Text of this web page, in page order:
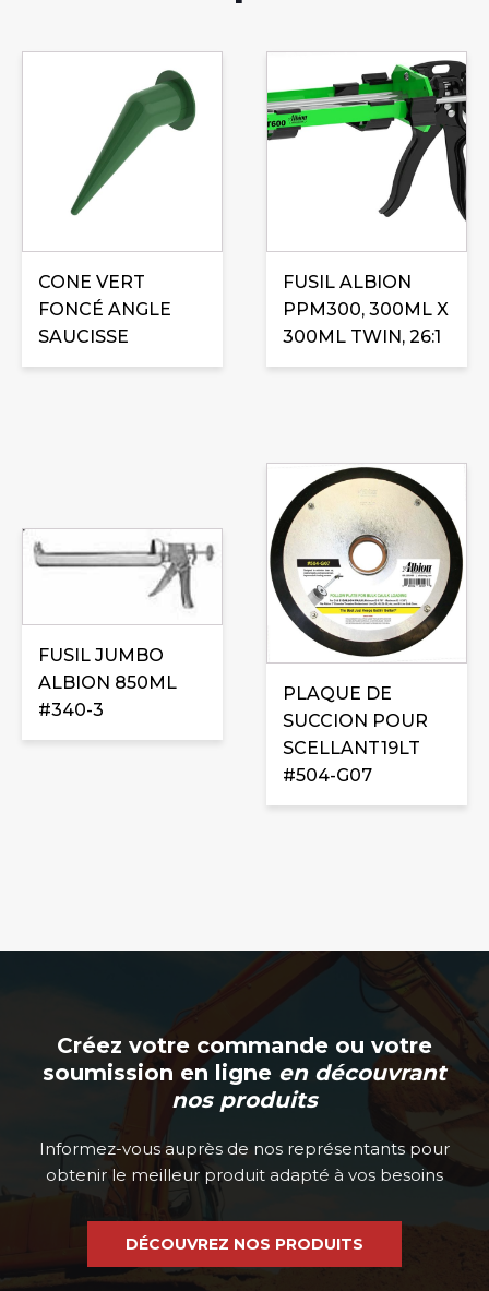
CONE VERT
FONCÉ ANGLE
SAUCISSE
FUSIL ALBION
PPM300, 300ML X
300ML TWIN, 26:1
FUSIL JUMBO
ALBION 850ML
#340-3
PLAQUE DE
SUCCION POUR
SCELLANT19LT
#504-G07
Créez votre commande ou votre
soumission en ligne en découvrant
nos produits
Informez-vous auprès de nos représentants pour
obtenir le meilleur produit adapté à vos besoins
DÉCOUVREZ NOS PRODUITS